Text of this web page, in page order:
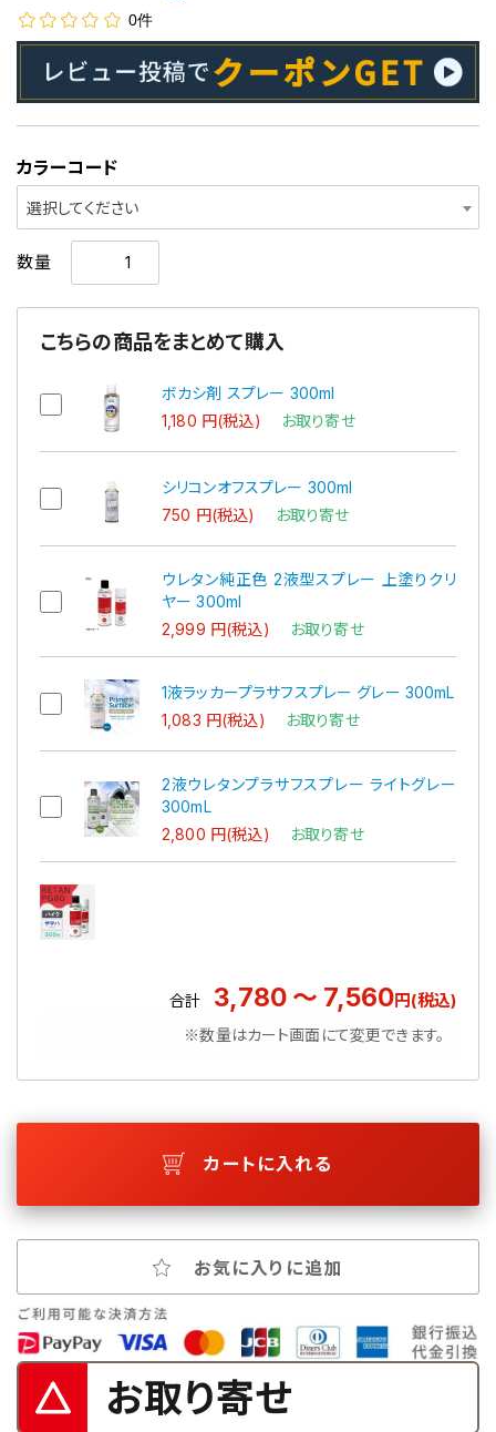
0件
カラーコード
選択してください
数量
こちらの商品をまとめて購入
ボカシ剤 スプレー 300ml
1,180 円(税込)
お取り寄せ
シリコンオフスプレー 300ml
750 円(税込)
お取り寄せ
ウレタン純正色 2液型スプレー 上塗りクリ
ヤー 300ml
2,999 円(税込)
お取り寄せ
1液ラッカープラサフスプレー グレー 300mL
1,083 円(税込)
お取り寄せ
2液ウレタンプラサフスプレー ライトグレー
300mL
2,800 円(税込)
お取り寄せ
合計 3,780 ～ 7,560円(税込)
※数量はカート画面にて変更できます。
カートに入れる
お気に入りに追加
お取り寄せ